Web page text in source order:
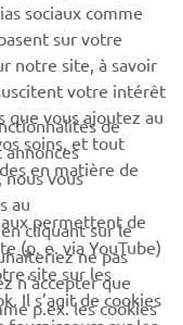
les événements
savoir comment
de
sociaux comme
sur votre
notre site, à savoir
votre intérêt
que vous ajoutez au
soins, et tout
en matière de
permettent de
(p. e. via YouTube)
site sur les
Il s’agit de cookies
de
nous vous
au
cliquant sur le
ne pas
n’accepter que
p.ex. les cookies